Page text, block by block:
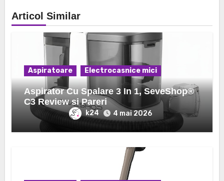
Articol Similar
Aspiratoare Electrocasnice mici
Aspirator Cu Spalare 3 In 1, SeveShop®
C3 Review si Pareri
k24 4 mai 2026